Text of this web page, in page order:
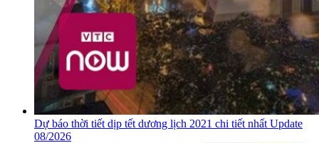
Dự báo thời tiết dịp tết dương lịch 2021 chi tiết nhất Update
08/2026